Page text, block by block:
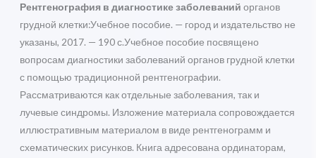
Рентгенография в диагностике заболеваний органов
грудной клетки:Учебное пособие. — город и издательство не
указаны, 2017. — 190 с.Учебное пособие посвящено
вопросам диагностики заболеваний органов грудной клетки
с помощью традиционной рентгенографии.
Рассматриваются как отдельные заболевания, так и
лучевые синдромы. Изложение материала сопровождается
иллюстративным материалом в виде рентгенограмм и
схематических рисунков. Книга адресована ординаторам,